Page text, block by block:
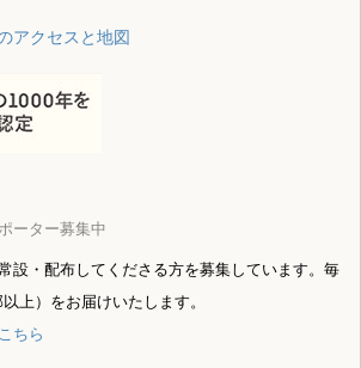
アクセスと地図
ーター募集中
設・配布してくださる方を募集しています。毎
上）をお届けいたします。
ちら